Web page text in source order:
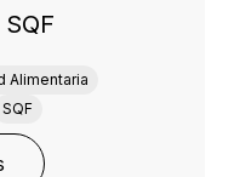
Alimentaria
SQF
: El proceso de